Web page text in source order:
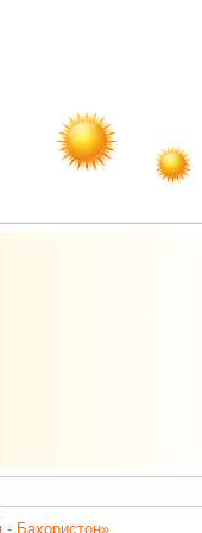
Баҳористон».